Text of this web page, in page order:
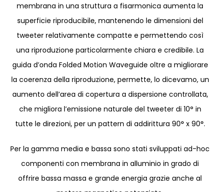
membrana in una struttura a fisarmonica aumenta la
superficie riproducibile, mantenendo le dimensioni del
tweeter relativamente compatte e permettendo così
una riproduzione particolarmente chiara e credibile. La
guida d’onda Folded Motion Waveguide oltre a migliorare
la coerenza della riproduzione, permette, lo dicevamo, un
aumento dell’area di copertura a dispersione controllata,
che migliora l’emissione naturale del tweeter di 10° in
tutte le direzioni, per un pattern di addirittura 90° x 90°.
Per la gamma media e bassa sono stati sviluppati ad-hoc
componenti con membrana in alluminio in grado di
offrire bassa massa e grande energia grazie anche al